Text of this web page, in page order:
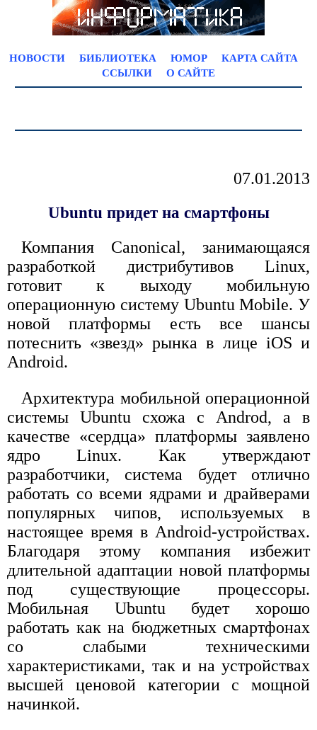
НОВОСТИ БИБЛИОТЕКА ЮМОР
КАРТА САЙТА
ССЫЛКИ
О САЙТЕ
07.01.2013
Ubuntu придет на смартфоны
Компания Canonical, занимающаяся
разработкой дистрибутивов Linux,
готовит к выходу мобильную
операционную систему Ubuntu Mobile. У
новой платформы есть все шансы
потеснить «звезд» рынка в лице iOS и
Android.
Архитектура мобильной операционной
системы Ubuntu схожа с Androd, а в
качестве «сердца» платформы заявлено
ядро Linux. Как утверждают
разработчики, система будет отлично
работать со всеми ядрами и драйверами
популярных чипов, используемых в
настоящее время в Android-устройствах.
Благодаря этому компания избежит
длительной адаптации новой платформы
под существующие процессоры.
Мобильная Ubuntu будет хорошо
работать как на бюджетных смартфонах
со слабыми техническими
характеристиками, так и на устройствах
высшей ценовой категории с мощной
начинкой.